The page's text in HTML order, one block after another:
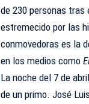
de 230 personas
estremecido por las
conmovedoras es la
en los medios como
La noche del 7 de
de un primo. José